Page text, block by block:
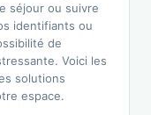
séjour ou suivre
identifiants ou
de
Voici les
solutions
espace.